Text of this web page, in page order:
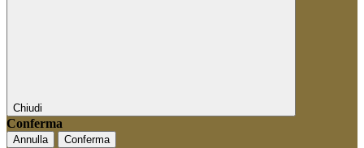
Chiudi
Conferma
Annulla Conferma